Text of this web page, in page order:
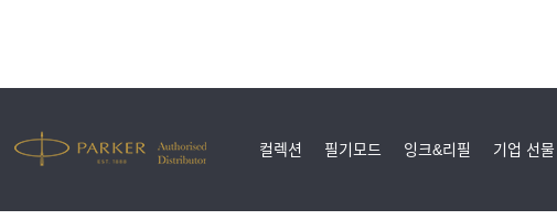
컬렉션 필기모드 잉크&리필 기업 선물